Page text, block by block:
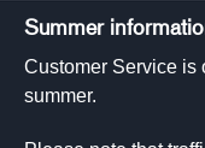
siguranță și
Social media
Summer
Customer Service is
summer.